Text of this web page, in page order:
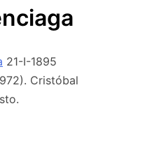
21-I-1895
Cristóbal